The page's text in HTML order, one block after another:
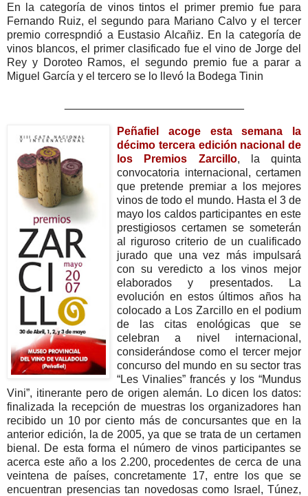
En la categoría de vinos tintos el primer premio fue para
Fernando Ruiz, el segundo para Mariano Calvo y el tercer
premio correspndió a Eustasio Alcañiz. En la categoría de
vinos blancos, el primer clasificado fue el vino de Jorge del
Rey y Doroteo Ramos, el segundo premio fue a parar a
Miguel García y el tercero se lo llevó la Bodega Tinin
Peñafiel acoge esta semana la
décimo tercera edición nacional de
los Premios Zarcillo, la quinta
convocatoria internacional, certamen
que pretende premiar a los mejores
vinos de todo el mundo. Hasta el 3 de
mayo los caldos participantes en este
prestigiosos certamen se someterán
al riguroso criterio de un cualificado
jurado que una vez más impulsará
con su veredicto a los vinos mejor
elaborados y presentados. La
evolución en estos últimos años ha
colocado a Los Zarcillo en el podium
de las citas enológicas que se
celebran a nivel internacional,
considerándose como el tercer mejor
concurso del mundo en su sector tras
“Les Vinalies” francés y los “Mundus
Vini”, itinerante pero de origen alemán. Lo dicen los datos:
finalizada la recepción de muestras los organizadores han
recibido un 10 por ciento más de concursantes que en la
anterior edición, la de 2005, ya que se trata de un certamen
bienal. De esta forma el número de vinos participantes se
acerca este año a los 2.200, procedentes de cerca de una
veintena de países, concretamente 17, entre los que se
encuentran presencias tan novedosas como Israel, Túnez,